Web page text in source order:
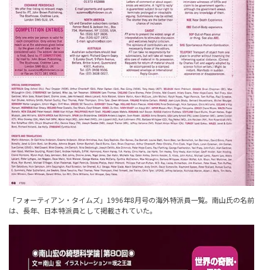
「フォーティアン・タイムズ」1996年8月号の海外特派員一覧。南山氏の名前
は、長年、日本特派員として掲載されていた。